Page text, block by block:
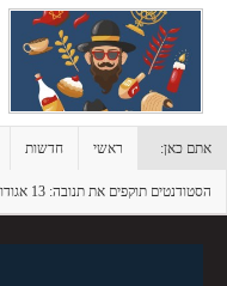
אתם כאן: ראשי חדשות
הסטודנטים תוקפים את תנובה: 13 אגודות סטודנטים שלחו מכתב חריף לזהבית כהן